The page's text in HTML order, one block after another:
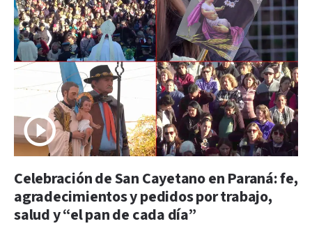
Celebración de San Cayetano en Paraná: fe,
agradecimientos y pedidos por trabajo,
salud y “el pan de cada día”